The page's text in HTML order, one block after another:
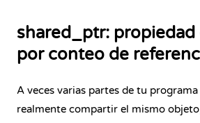
shared_ptr:
por conteo de
A veces varias partes de tu
realmente compartir el mismo